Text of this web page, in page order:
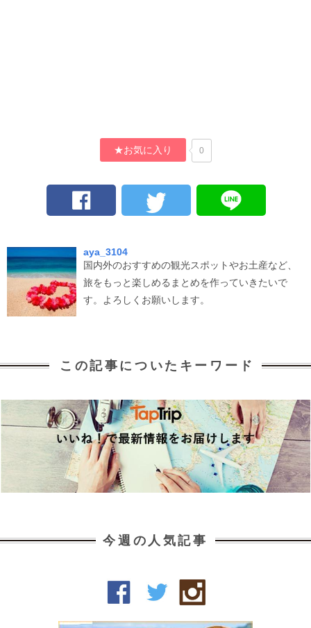
★お気に入り 0
aya_3104
国内外のおすすめの観光スポットやお土産など、
旅をもっと楽しめるまとめを作っていきたいで
す。よろしくお願いします。
この記事についたキーワード
今週の人気記事